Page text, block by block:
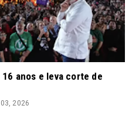
anos e leva corte de
2026